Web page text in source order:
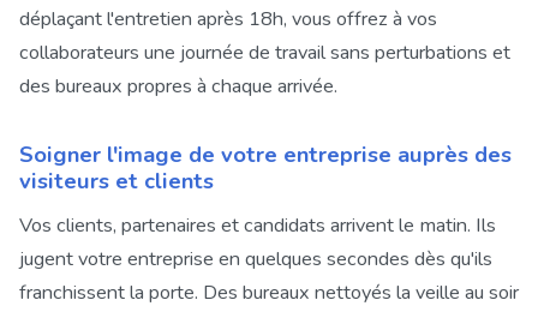
déplaçant l'entretien après 18h, vous offrez à vos
collaborateurs une journée de travail sans perturbations et
des bureaux propres à chaque arrivée.
Soigner l'image de votre entreprise auprès des
visiteurs et clients
Vos clients, partenaires et candidats arrivent le matin. Ils
jugent votre entreprise en quelques secondes dès qu'ils
franchissent la porte. Des bureaux nettoyés la veille au soir